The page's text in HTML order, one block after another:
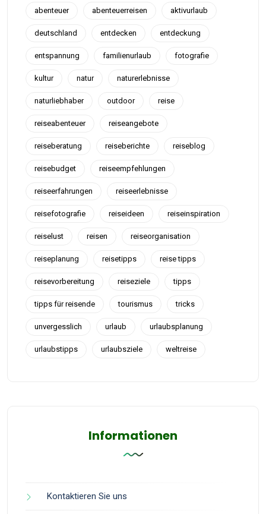
abenteuer abenteuerreisen aktivurlaub
deutschland entdecken entdeckung
entspannung familienurlaub fotografie
kultur natur naturerlebnisse
naturliebhaber outdoor reise
reiseabenteuer reiseangebote
reiseberatung reiseberichte reiseblog
reisebudget reiseempfehlungen
reiseerfahrungen reiseerlebnisse
reisefotografie reiseideen reiseinspiration
reiselust reisen reiseorganisation
reiseplanung reisetipps reise tipps
reisevorbereitung reiseziele tipps
tipps für reisende tourismus tricks
unvergesslich urlaub urlaubsplanung
urlaubstipps urlaubsziele weltreise
Informationen
Kontaktieren Sie uns